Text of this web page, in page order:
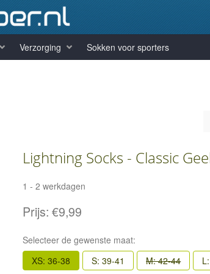
Verzorging Sokken voor sporters
Lightning Socks - Classic
1 - 2 werkdagen
Prijs: €9,99
Selecteer de gewenste maat:
XS: 36-38
S: 39-41 M: 42-44